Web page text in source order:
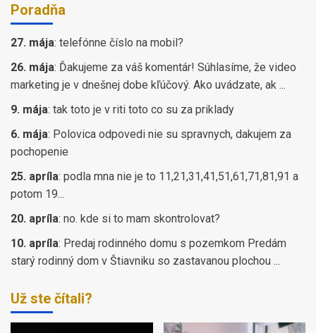
Poradňa
27. mája: telefónne číslo na mobil?
26. mája: Ďakujeme za váš komentár! Súhlasíme, že video
marketing je v dnešnej dobe kľúčový. Ako uvádzate, ak ...
9. mája: tak toto je v riti toto co su za priklady
6. mája: Polovica odpovedi nie su spravnych, dakujem za
pochopenie
25. apríla: podla mna nie je to 11,21,31,41,51,61,71,81,91 a
potom 19...
20. apríla: no. kde si to mam skontrolovat?
10. apríla: Predaj rodinného domu s pozemkom Predám
starý rodinný dom v Štiavniku so zastavanou plochou ...
Už ste čítali?